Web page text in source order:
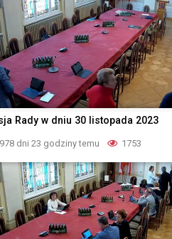
Rady w dniu 30 listopada 2023
978 dni 23 godziny temu 1753